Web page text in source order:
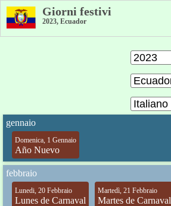
Giorni festivi
2023, Ecuador
gennaio
Domenica, 1 Gennaio
Año Nuevo
febbraio
Lunedi, 20 Febbraio
Lunes de Carnaval
Martedì, 21 Febbraio
Martes de Carnaval